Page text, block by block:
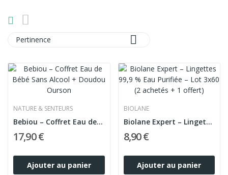
Pertinence 
NATURE & SENTEURS
Bebiou – Coffret Eau de Bébé Sans Alcool +...
17,90 €
Ajouter au panier
BIOLANE
Biolane Expert – Lingettes 99,9 % Eau Purifiée...
8,90 €
Ajouter au panier